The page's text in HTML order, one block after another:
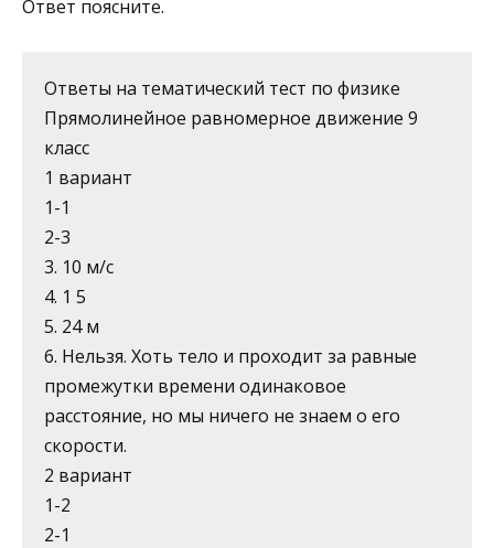
Ответ по­ясните.
Ответы на тематический тест по физике
Прямолинейное равномерное движение 9
класс
1 вариант
1-1
2-3
3. 10 м/с
4. 1 5
5. 24 м
6. Нельзя. Хоть тело и проходит за равные
промежутки времени одинаковое
расстояние, но мы ничего не знаем о его
скорости.
2 вариант
1-2
2-1